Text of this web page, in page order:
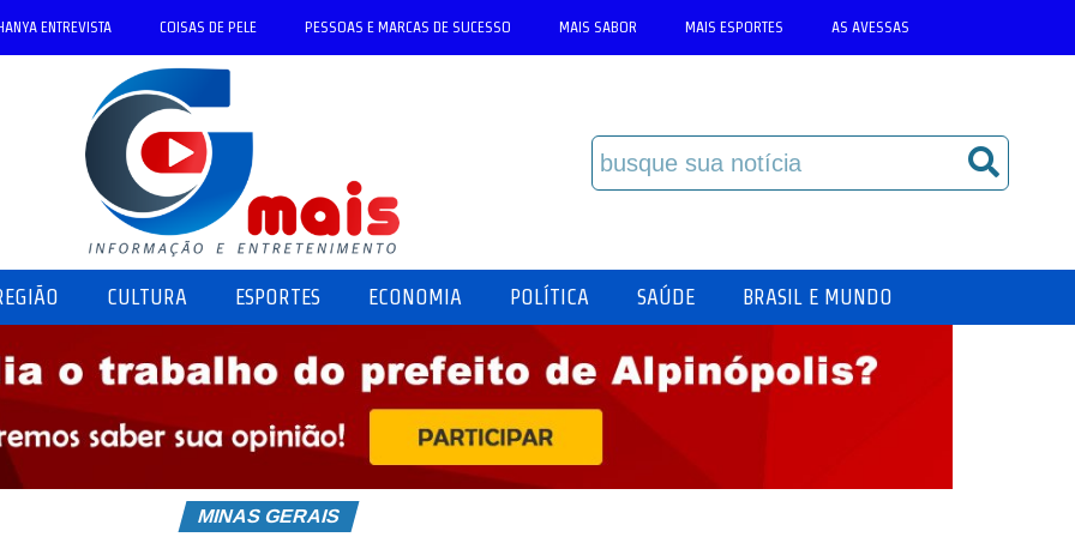
ENTREVISTA COISAS DE PELE PESSOAS E MARCAS DE SUCESSO MAIS SABOR MAIS ESPORTES AS AVESSAS
CULTURA ESPORTES ECONOMIA POLÍTICA SAÚDE BRASIL E MUNDO
MINAS GERAIS